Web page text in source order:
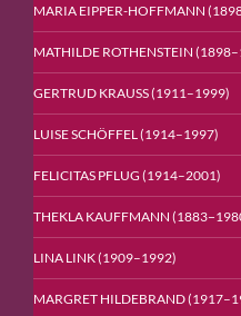
MARIA EIPPER-HOFFMANN
MATHILDE ROTHENSTEIN
GERTRUD KRAUSS (1911–1999)
LUISE SCHÖFFEL (1914–1997)
FELICITAS PFLUG (1914–2001)
THEKLA KAUFFMANN
LINA LINK (1909–1992)
MARGRET HILDEBRAND